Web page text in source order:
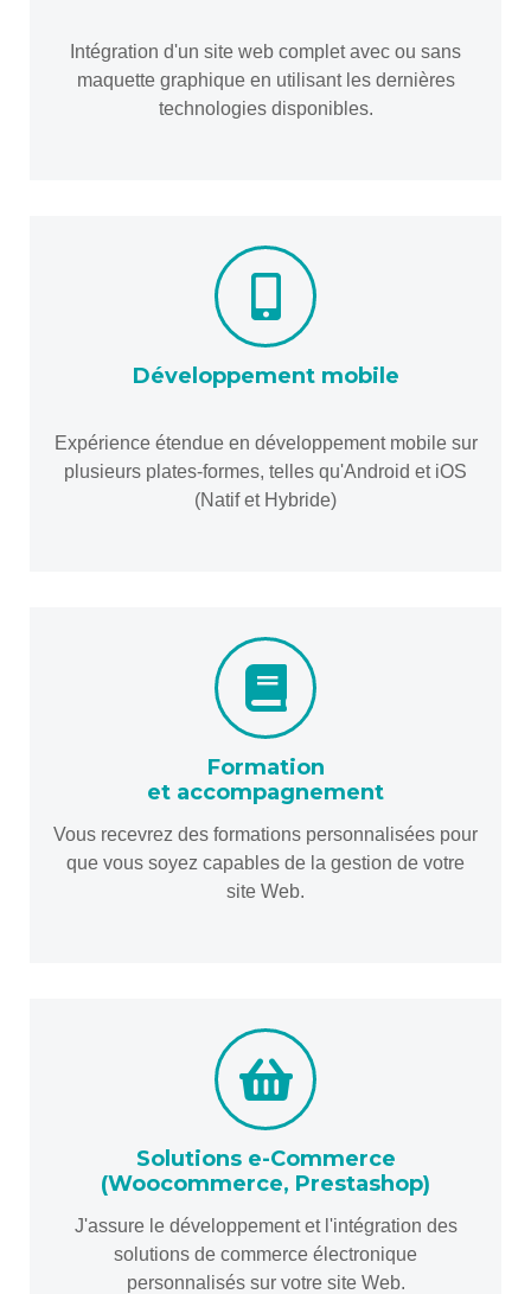
Intégration d'un site web complet avec ou sans
maquette graphique en utilisant les dernières
technologies disponibles.
Développement mobile
Expérience étendue en développement mobile sur
plusieurs plates-formes, telles qu'Android et iOS
(Natif et Hybride)
Formation
et accompagnement
Vous recevrez des formations personnalisées pour
que vous soyez capables de la gestion de votre
site Web.
Solutions e-Commerce
(Woocommerce, Prestashop)
J'assure le développement et l'intégration des
solutions de commerce électronique
personnalisés sur votre site Web.